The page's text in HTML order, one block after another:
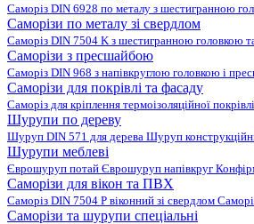
Саморіз DIN 6928 по металу з шестигранною
Саморізи по металу зі свердлом
Саморіз DIN 7504 K з шестигранною головкою
Саморізи з пресшайбою
Саморіз DIN 968 з напівкруглою головкою і
Саморізи для покрівлі та фасаду
Саморіз для кріплення термоізоляційної покрівлі
Шурупи по дереву
Шуруп DIN 571 для дерева Шуруп
Шурупи меблеві
Єврошуруп потай Єврошуруп напівкруг
Саморізи для вікон та ПВХ
Саморіз DIN 7504 P віконний зі свердлом
Саморізи та шурупи спеціальні